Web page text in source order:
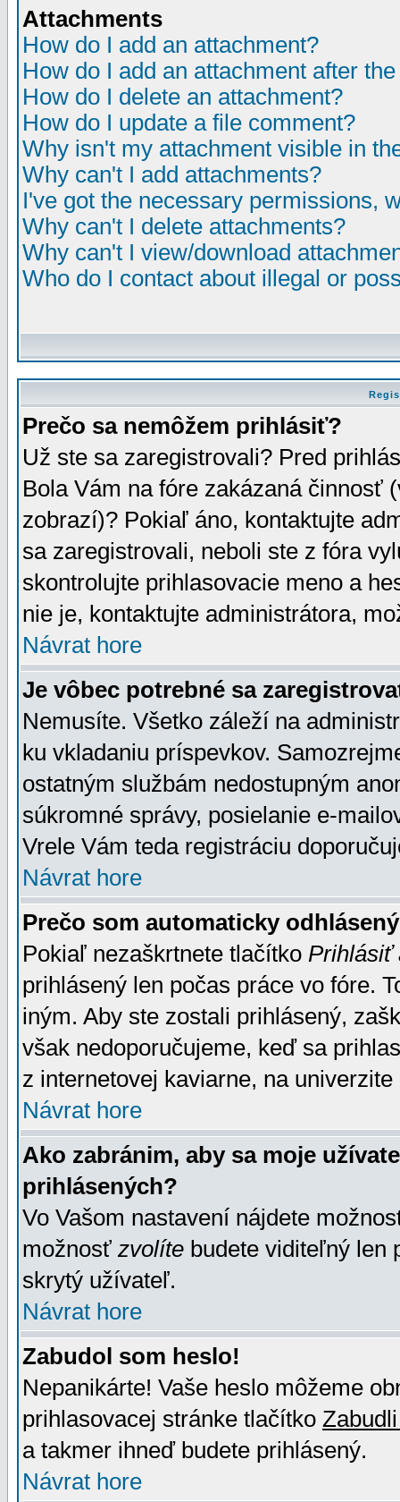
Attachments
How do I add an attachment?
How do I add an attachment after
How do I delete an attachment?
How do I update a file comment?
Why isn't my attachment visible in
Why can't I add attachments?
I've got the necessary permissions,
Why can't I delete attachments?
Why can't I view/download
Who do I contact about illegal or
Prečo sa nemôžem prihlásiť?
Už ste sa zaregistrovali? Pred
Bola Vám na fóre zakázaná činnosť
zobrazí)? Pokiaľ áno, kontaktujte
sa zaregistrovali, neboli ste z fóra
skontrolujte prihlasovacie meno a
nie je, kontaktujte administrátora,
Návrat hore
Je vôbec potrebné sa
Nemusíte. Všetko záleží na
ku vkladaniu príspevkov.
ostatným službám nedostupným
súkromné správy, posielanie e-
Vrele Vám teda registráciu
Návrat hore
Prečo som automaticky
Pokiaľ nezaškrtnete tlačítko Prihlásiť
prihlásený len počas práce vo fóre.
iným. Aby ste zostali prihlásený,
však nedoporučujeme, keď sa
z internetovej kaviarne, na univerzite
Návrat hore
Ako zabránim, aby sa moje
prihlásených?
Vo Vašom nastavení nájdete
možnosť zvolíte budete viditeľný len
skrytý užívateľ.
Návrat hore
Zabudol som heslo!
Nepanikárte! Vaše heslo môžeme
prihlasovacej stránke tlačítko
a takmer ihneď budete prihlásený.
Návrat hore